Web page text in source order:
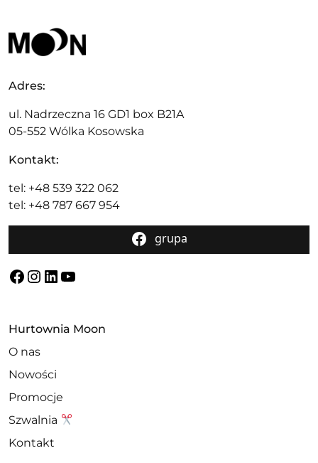
Adres:
ul. Nadrzeczna 16 GD1 box B21A
05-552 Wólka Kosowska
Kontakt:
tel: +48 539 322 062
tel: +48 787 667 954
grupa
Facebook
Instagram
LinkedIn
YouTube
Hurtownia Moon
O nas
Nowości
Promocje
Szwalnia
Kontakt